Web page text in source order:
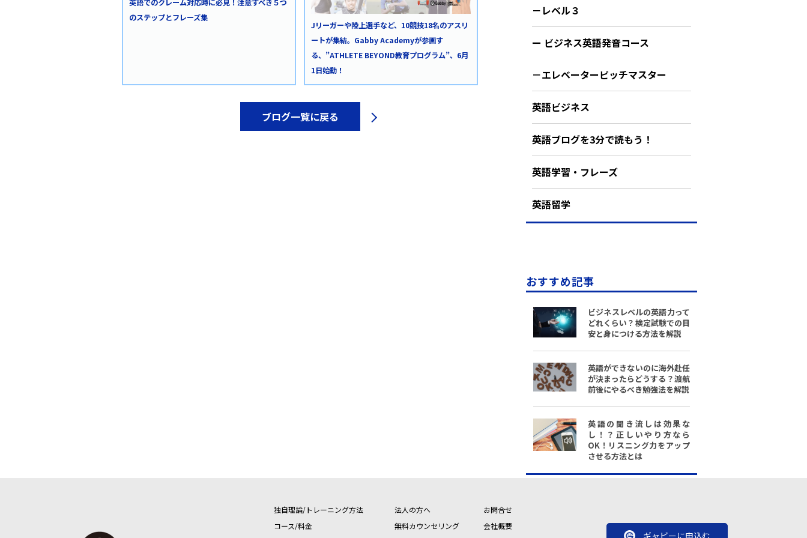
英語でのクレーム対応時に必見！注意すべき５つ
のステップとフレーズ集
Jリーガーや陸上選手など、10競技18名のアスリ
ートが集結。Gabby Academyが参画す
る、”ATHLETE BEYOND教育プログラム”、6月
1日始動！
ブログ一覧に戻る
－レベル３
ー ビジネス英語発音コース
－エレベーターピッチマスター
英語ビジネス
英語ブログを3分で読もう！
英語学習・フレーズ
英語留学
おすすめ記事
ビジネスレベルの英語力って
どれくらい？検定試験での目
安と身につける方法を解説
英語ができないのに海外赴任
が決まったらどうする？渡航
前後にやるべき勉強法を解説
英語の聞き流しは効果な
し！？正しいやり方なら
OK！リスニング力をアップ
させる方法とは
独自理論/トレーニング方法
コース/料金
法人の方へ
無料カウンセリング
お問合せ
会社概要